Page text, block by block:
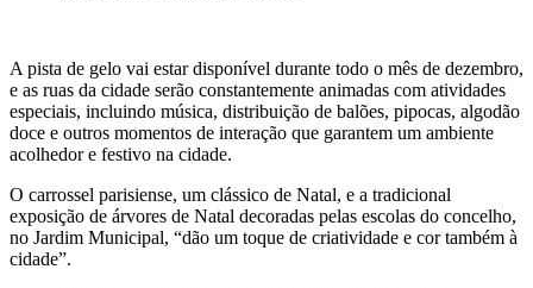
A pista de gelo vai estar disponível durante todo o mês de dezembro,
e as ruas da cidade serão constantemente animadas com atividades
especiais, incluindo música, distribuição de balões, pipocas, algodão
doce e outros momentos de interação que garantem um ambiente
acolhedor e festivo na cidade.
O carrossel parisiense, um clássico de Natal, e a tradicional
exposição de árvores de Natal decoradas pelas escolas do concelho,
no Jardim Municipal, “dão um toque de criatividade e cor também à
cidade”.